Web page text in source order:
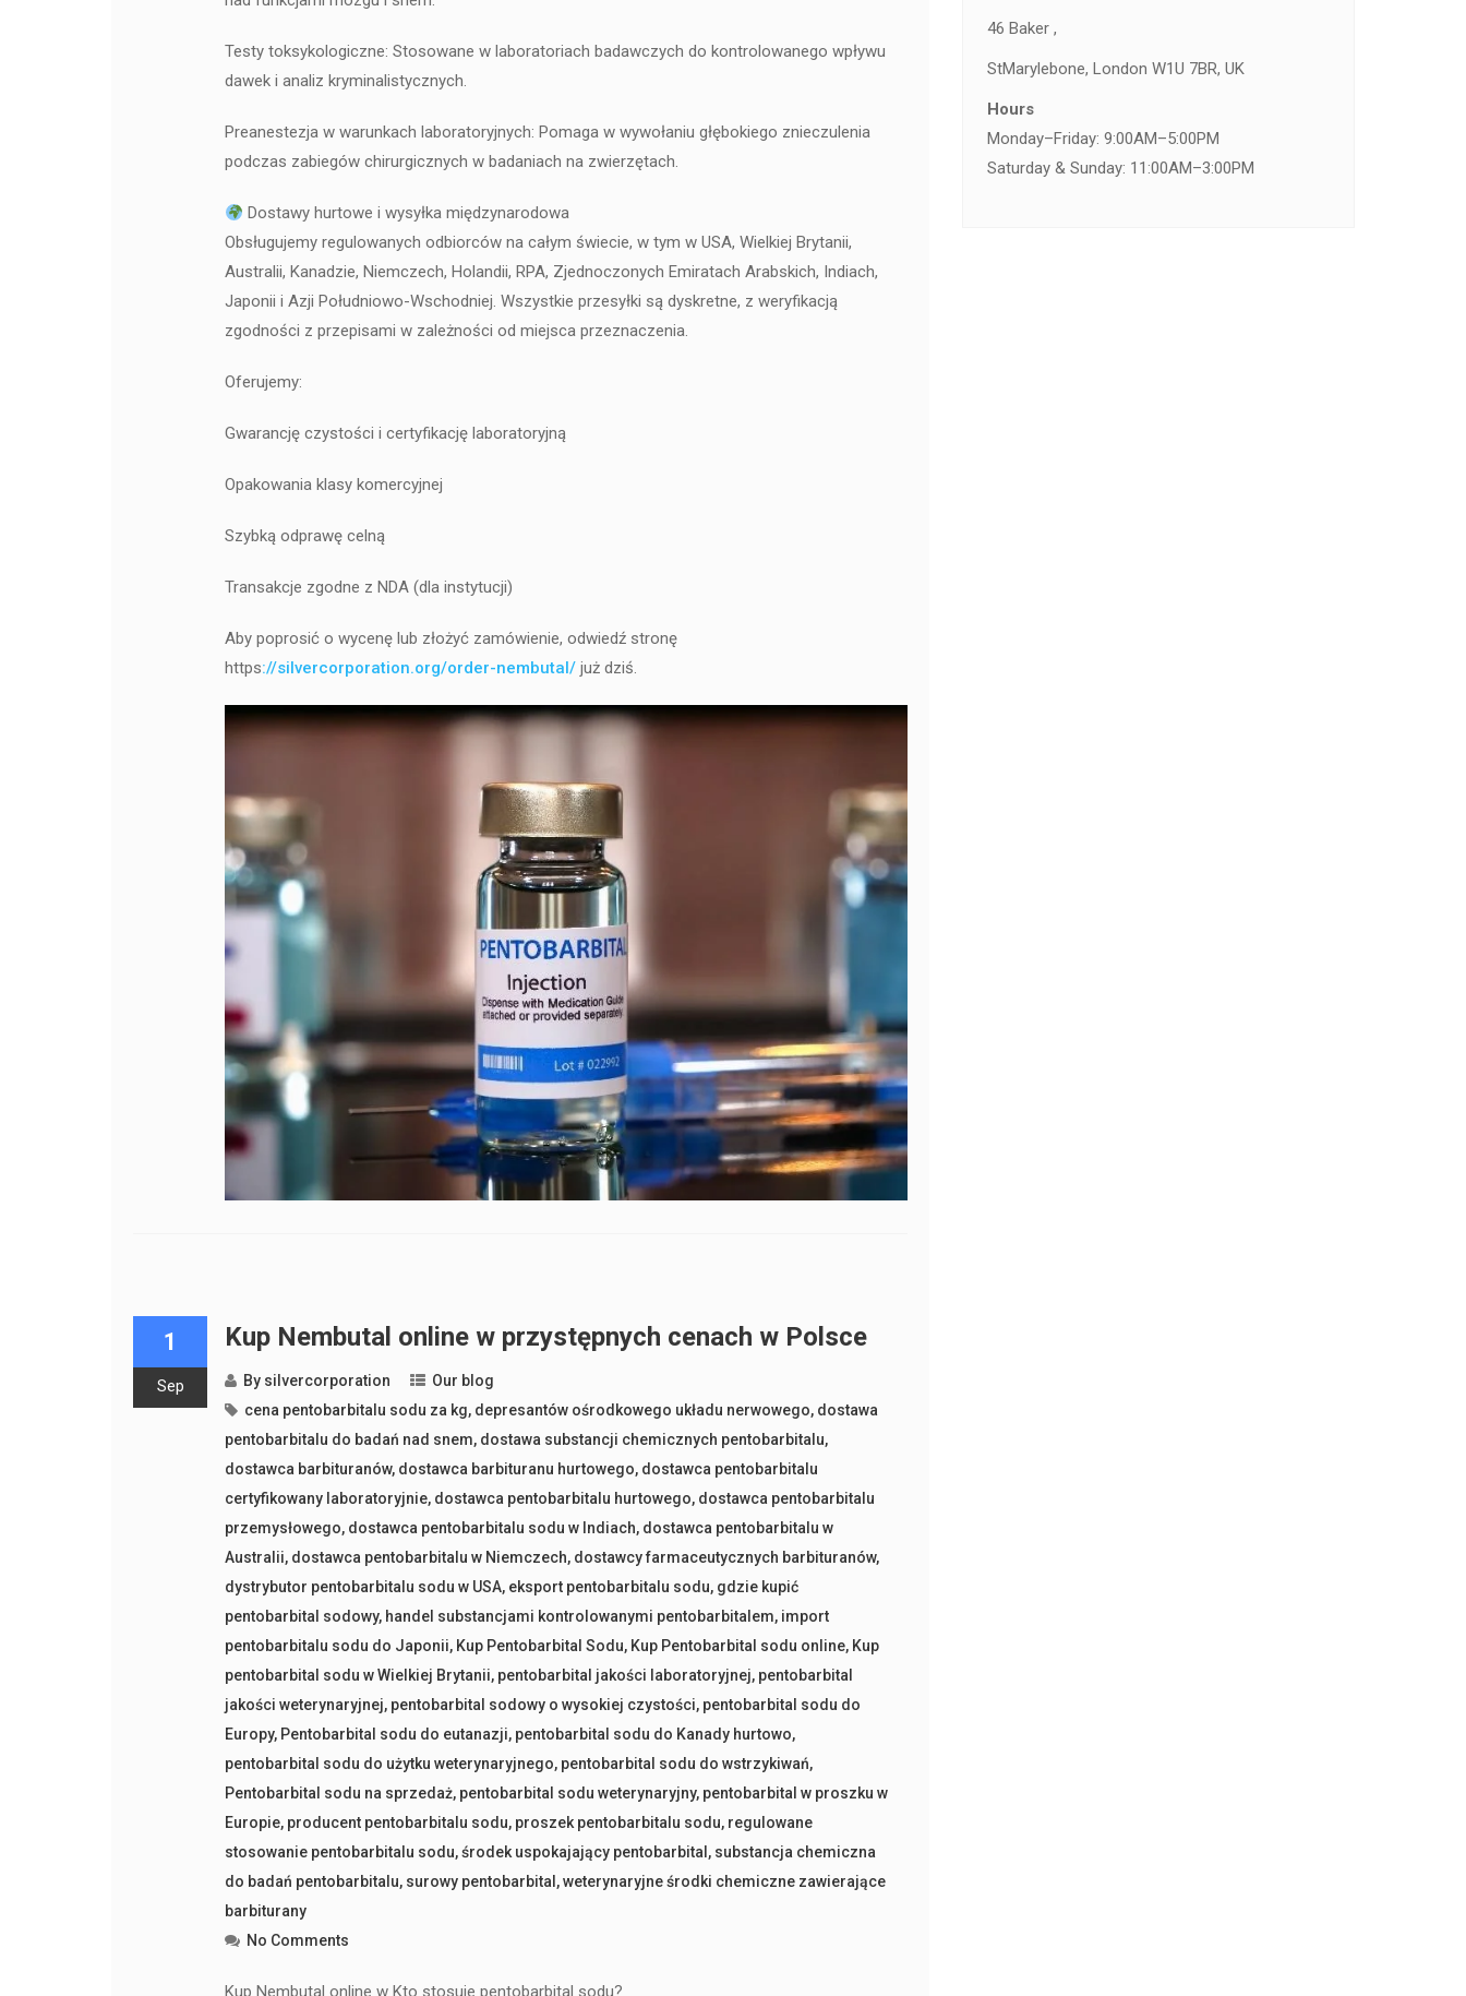
Testy toksykologiczne: Stosowane w laboratoriach badawczych do kontrolowanego wpływu
dawek i analiz kryminalistycznych.
Preanestezja w warunkach laboratoryjnych: Pomaga w wywołaniu głębokiego znieczulenia
podczas zabiegów chirurgicznych w badaniach na zwierzętach.
Dostawy hurtowe i wysyłka międzynarodowa
Obsługujemy regulowanych odbiorców na całym świecie, w tym w USA, Wielkiej Brytanii,
Australii, Kanadzie, Niemczech, Holandii, RPA, Zjednoczonych Emiratach Arabskich, Indiach,
Japonii i Azji Południowo-Wschodniej. Wszystkie przesyłki są dyskretne, z weryfikacją
zgodności z przepisami w zależności od miejsca przeznaczenia.
Oferujemy:
Gwarancję czystości i certyfikację laboratoryjną
Opakowania klasy komercyjnej
Szybką odprawę celną
Transakcje zgodne z NDA (dla instytucji)
Aby poprosić o wycenę lub złożyć zamówienie, odwiedź stronę
https://silvercorporation.org/order-nembutal/już dziś.
1
Sep
Kup Nembutal online w przystępnych cenach w Polsce
By silvercorporation
Our blog
cena pentobarbitalu sodu za kg, depresantów ośrodkowego układu nerwowego, dostawa
pentobarbitalu do badań nad snem, dostawa substancji chemicznych pentobarbitalu,
dostawca barbituranów, dostawca barbituranu hurtowego, dostawca pentobarbitalu
certyfikowany laboratoryjnie, dostawca pentobarbitalu hurtowego, dostawca pentobarbitalu
przemysłowego, dostawca pentobarbitalu sodu w Indiach, dostawca pentobarbitalu w
Australii, dostawca pentobarbitalu w Niemczech, dostawcy farmaceutycznych barbituranów,
dystrybutor pentobarbitalu sodu w USA, eksport pentobarbitalu sodu, gdzie kupić
pentobarbital sodowy, handel substancjami kontrolowanymi pentobarbitalem, import
pentobarbitalu sodu do Japonii, Kup Pentobarbital Sodu, Kup Pentobarbital sodu online, Kup
pentobarbital sodu w Wielkiej Brytanii, pentobarbital jakości laboratoryjnej, pentobarbital
jakości weterynaryjnej, pentobarbital sodowy o wysokiej czystości, pentobarbital sodu do
Europy, Pentobarbital sodu do eutanazji, pentobarbital sodu do Kanady hurtowo,
pentobarbital sodu do użytku weterynaryjnego, pentobarbital sodu do wstrzykiwań,
Pentobarbital sodu na sprzedaż, pentobarbital sodu weterynaryjny, pentobarbital w proszku w
Europie, producent pentobarbitalu sodu, proszek pentobarbitalu sodu, regulowane
stosowanie pentobarbitalu sodu,środek uspokajający pentobarbital , substancja chemiczna
do badań pentobarbitalu, surowy pentobarbital ,weterynaryjne środki chemiczne zawierające
barbiturany
No Comments
Kup Nembutal online w Kto stosuje pentobarbital sodu?
46 Baker ,
StMarylebone, London W1U 7BR, UK
Hours
Monday–Friday: 9:00AM–5:00PM
Saturday & Sunday: 11:00AM–3:00PM